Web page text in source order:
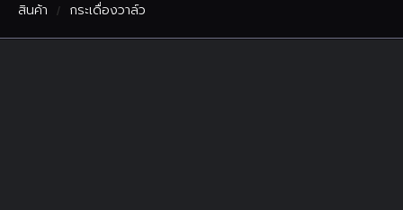
สินค้า / กระเดื่องวาล์ว